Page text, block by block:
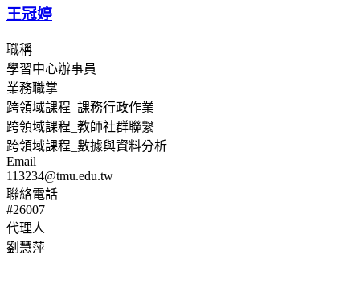
王冠婷
職稱
學習中心辦事員
業務職掌
跨領域課程_課務行政作業
跨領域課程_教師社群聯繫
跨領域課程_數據與資料分析
Email
113234@tmu.edu.tw
聯絡電話
#26007
代理人
劉慧萍